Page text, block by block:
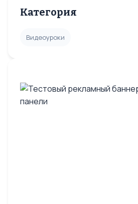
Категория
Видеоуроки